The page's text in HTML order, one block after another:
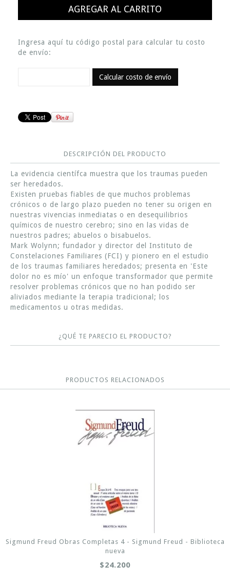
Ingresa aquí tu código postal para calcular tu costo
de envío:
Calcular costo de envío
DESCRIPCIÓN DEL PRODUCTO
La evidencia científca muestra que los traumas pueden
ser heredados.
Existen pruebas fiables de que muchos problemas
crónicos o de largo plazo pueden no tener su origen en
nuestras vivencias inmediatas o en desequilibrios
químicos de nuestro cerebro; sino en las vidas de
nuestros padres; abuelos o bisabuelos.
Mark Wolynn; fundador y director del Instituto de
Constelaciones Familiares (FCI) y pionero en el estudio
de los traumas familiares heredados; presenta en 'Este
dolor no es mío' un enfoque transformador que permite
resolver problemas crónicos que no han podido ser
aliviados mediante la terapia tradicional; los
medicamentos u otras medidas.
¿QUÉ TE PARECIO EL PRODUCTO?
PRODUCTOS RELACIONADOS
Sigmund Freud Obras Completas 4 - Sigmund Freud - Biblioteca
nueva
$24.200